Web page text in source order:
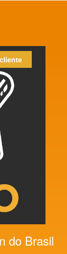
do Brasil